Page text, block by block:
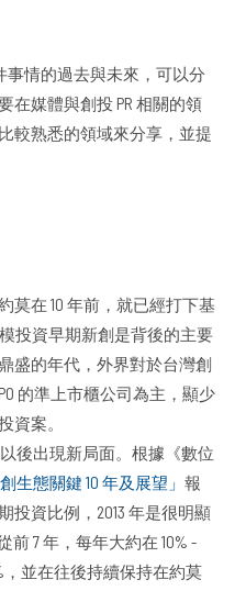
事情的過去與未來，可以分
在媒體與創投 PR 相關的領
較熟悉的領域來分享，並提
莫在 10 年前，就已經打下基
投資早期新創是背後的主要
盛的年代，外界對於台灣創
的準上市櫃公司為主，顯少
資案。
後出現新局面。根據《數位
生態關鍵 10 年及展望」 報
投資比例，2013 年是很明顯
前 7 年，每年大約在 10% -
，並在往後持續保持在約莫